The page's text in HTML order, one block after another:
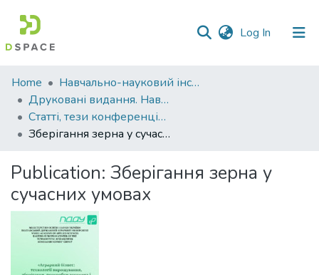
Log In (current)
Communities
&
Collections
All of DSpace
Statistics
Home
Навчально-науковий інститут агротехнологій, селекції та екології
Друковані видання. Навчально-науковий інститут агротехнологій, селекції та екології
Статті, тези конференцій. Навчально-науковий інститут агротехнологій, селекції та екології
Зберігання зерна у сучасних умовах
Publication: Зберігання зерна у
сучасних умовах